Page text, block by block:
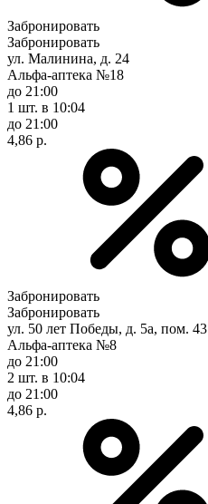
Забронировать
Забронировать
ул. Малинина, д. 24
Альфа-аптека №18
до 21:00
1 шт. в 10:04
до 21:00
4,86 р.
Забронировать
Забронировать
ул. 50 лет Победы, д. 5а, пом. 43
Альфа-аптека №8
до 21:00
2 шт. в 10:04
до 21:00
4,86 р.